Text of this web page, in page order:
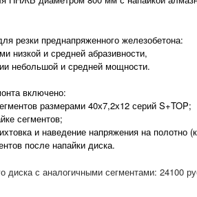
резки преднапряженного железобетона:
низкой и средней абразивности,
небольшой и средней мощности.
включено:
размерами 40х7,2х12 серий S+TOP;
сегментов;
и наведение напряжения на полотно
после напайки диска.
диска с аналогичными сегментами: 24100